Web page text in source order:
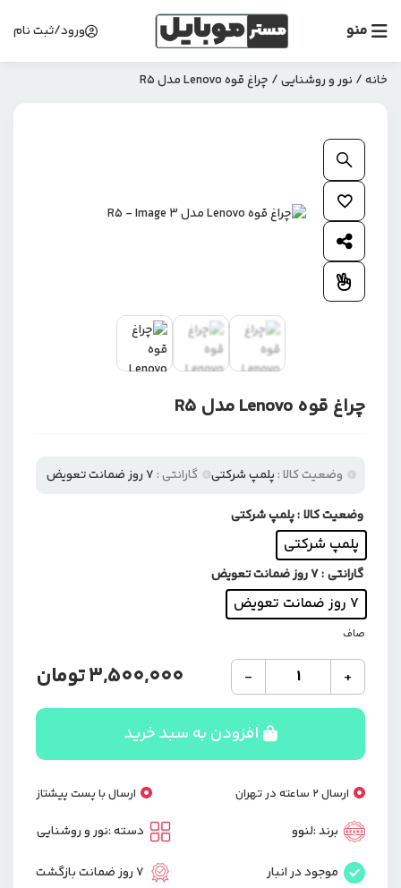
منو ورود/ثبت نام
خانه/ نور و روشنایی/ چراغ قوه Lenovo مدل R5
چراغ قوه Lenovo مدل R5
وضعیت کالا : پلمپ شرکتی گارانتی : 7 روز ضمانت تعویض
وضعیت کالا: پلمپ شرکتی
پلمپ شرکتی
گارانتی: 7 روز ضمانت تعویض
7 روز ضمانت تعویض
صاف
+چراغ
قوه
Lenovo
R5
-
3,500,000تومان
افزودن به سبد خرید
ارسال 2 ساعته در تهران ارسال با پست پیشتاز
برند :لنوو
موجود در انبار
دسته :نور و روشنایی
7 روز ضمانت بازگشت
افزودن به علاقمندی ها